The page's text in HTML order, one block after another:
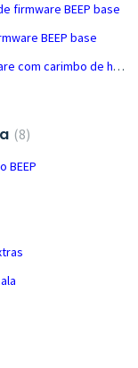
firmware BEEP base
BEEP base
Atualização de firmware com carimbo de hora
8
BEEP